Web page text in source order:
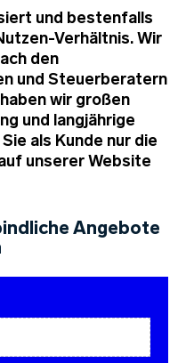
und bestenfalls
Verhältnis. Wir
den
und Steuerberatern
wir großen
und langjährige
als Kunde nur die
unserer Website
Angebote